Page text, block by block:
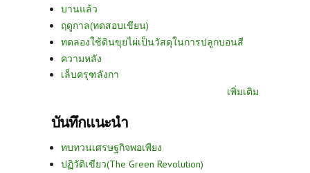
บานแล้ว
ฤดูกาล(ทดสอบเขียน)
ทดลองใช้ดินขุยไผ่เป็นวัสดุในการปลูกบอนสี
ความหลัง
เล็บครุฑลังกา
เพิ่มเติม
บันทึกแนะนำ
ทบทวนเศรษฐกิจพอเพียง
ปฏิวัติเขียว(The Green Revolution)